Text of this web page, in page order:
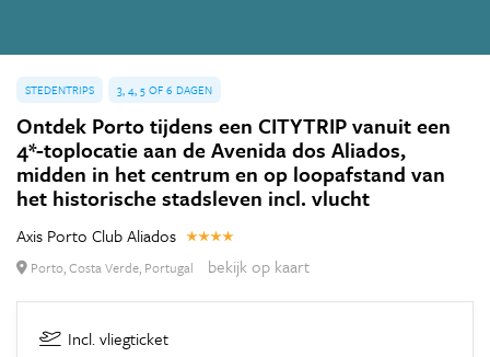
STEDENTRIPS 3, 4, 5 OF 6 DAGEN
Ontdek Porto tijdens een CITYTRIP vanuit een
4*-toplocatie aan de Avenida dos Aliados,
midden in het centrum en op loopafstand van
het historische stadsleven incl. vlucht
Axis Porto Club Aliados
Porto, Costa Verde, Portugal bekijk op kaart
Incl. vliegticket